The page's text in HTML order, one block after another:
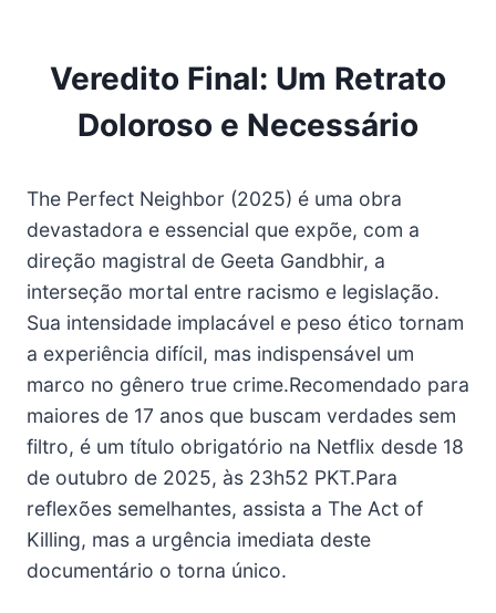
Veredito Final: Um Retrato
Doloroso e Necessário
The Perfect Neighbor (2025) é uma obra
devastadora e essencial que expõe, com a
direção magistral de Geeta Gandbhir, a
interseção mortal entre racismo e legislação.
Sua intensidade implacável e peso ético tornam
a experiência difícil, mas indispensável um
marco no gênero true crime.Recomendado para
maiores de 17 anos que buscam verdades sem
filtro, é um título obrigatório na Netflix desde 18
de outubro de 2025, às 23h52 PKT.Para
reflexões semelhantes, assista a The Act of
Killing, mas a urgência imediata deste
documentário o torna único.